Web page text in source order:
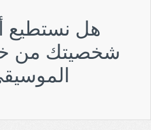
هل نستطيع
شخصيتك من